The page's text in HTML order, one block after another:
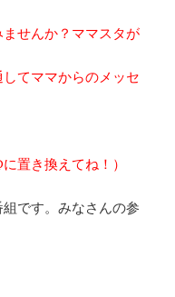
せんか？ママスタが
てママからのメッセ
き換えてね！）
です。みなさんの参